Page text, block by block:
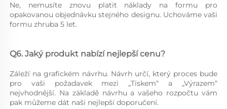
Ne, nemusíte znovu platit náklady na formu pro
opakovanou objednávku stejného designu. Uchováme vaši
formu zhruba 5 let.
Q6. Jaký produkt nabízí nejlepší cenu?
Záleží na grafickém návrhu. Návrh určí, který proces bude
pro vaši požadavek mezi „Tiskem“ a „Výrazem“
nejvhodnější. Na základě návrhu a vašeho rozpočtu vám
pak můžeme dát naši nejlepší doporučení.